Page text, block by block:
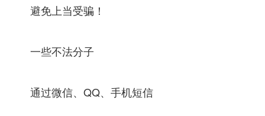
避免上当受骗！
一些不法分子
通过微信、QQ、手机短信